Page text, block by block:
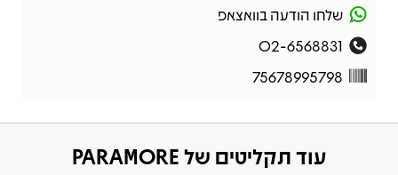
שלחו הודעה בוואצאפ
02-6568831
75678995798
עוד תקליטים של PARAMORE